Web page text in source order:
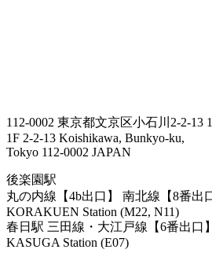
112-0002 東京都文京区小石川2-2-13
1F 2-2-13 Koishikawa, Bunkyo-ku,
Tokyo 112-0002 JAPAN
後楽園駅
丸の内線【4b出口】 南北線【8番出
KORAKUEN Station (M22, N11)
春日駅 三田線・大江戸線【6番出口】
KASUGA Station (E07)